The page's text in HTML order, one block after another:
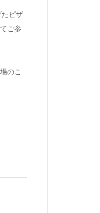
ピザ
ご参
のこ